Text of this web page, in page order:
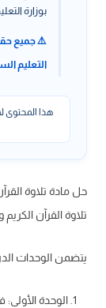
بوزارة
⚠️ جميع
التعليم
هذا المحتوى
حل مادة تلاوة
تلاوة القرآن الكريم
يتضمن الوحدات
الوحدة الأولى: